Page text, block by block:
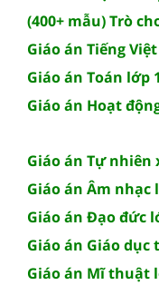
(400+ mẫu) Trò
Giáo án Tiếng
Giáo án Toán lớp 1
Giáo án Hoạt
Giáo án Tự nhiên
Giáo án Âm nhạc
Giáo án Đạo đức
Giáo án Giáo dục
Giáo án Mĩ thuật